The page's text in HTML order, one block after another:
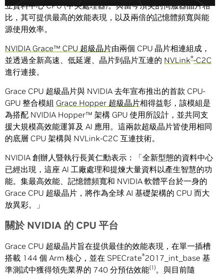
立資料中心 CPU (中央處理器)。與當今頂尖的伺服器晶片相
比，其可提供最高的效能表現，以及兩倍的記憶體頻寬與能
源使用效率。
NVIDIA Grace™ CPU 超級晶片由兩個 CPU 晶片相連組成，
並透過全新高速、低延遲、晶片到晶片互連的 NVLink®-C2C
進行連接。
Grace CPU 超級晶片與 NVIDIA 去年宣布推出的首款 CPU-
GPU 整合模組 Grace Hopper 超級晶片相得益彰，該模組是
為搭配 NVIDIA Hopper™ 架構 GPU 使用所設計，並共同支
援大規模高效能運算及 AI 應用。這兩款超級晶片皆使用相同
的底層 CPU 架構與 NVLink-C2C 互連技術。
NVIDIA 創辦人暨執行長黃仁勳表示：「全新型態的資料中心
已經出現，這座 AI 工廠處理和提煉大量資料以產生智慧的功
能。集最高效能、記憶體頻寬和 NVIDIA 軟體平台於一身的
Grace CPU 超級晶片，將作為全球 AI 基礎架構的 CPU 而大
放異彩。」
關於NVIDIA 的 CPU 平台
Grace CPU 超級晶片旨在提供最佳的效能表現，在單一插槽
搭載 144 個 Arm 核心，並在 SPECrate®2017_int_base 基
準測試中獲得領先業界的 740 分預估效能(1)。與目前隨